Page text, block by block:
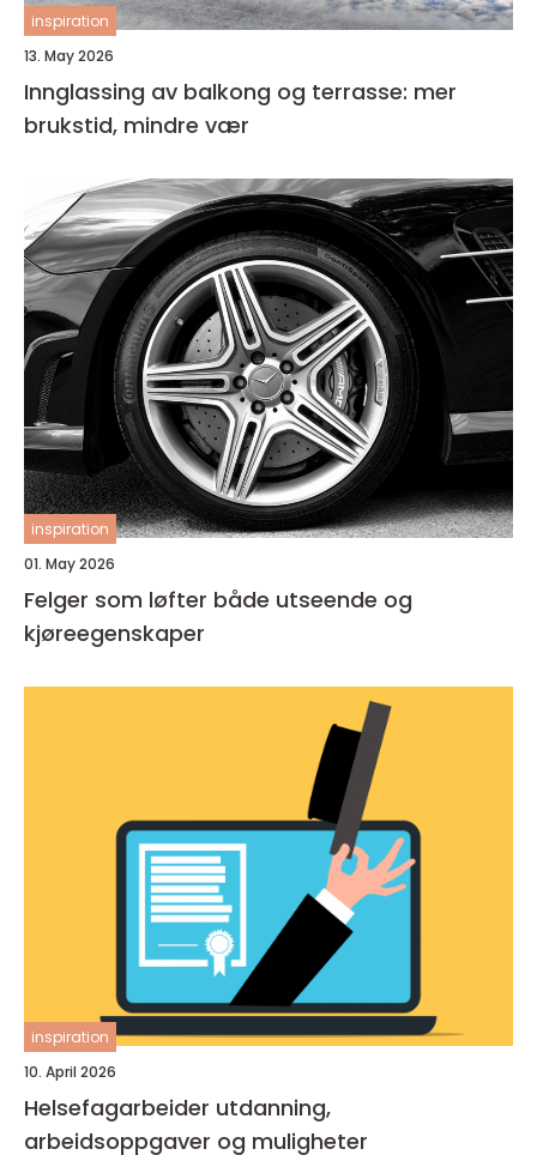
inspiration
13. May 2026
Innglassing av balkong og terrasse: mer
brukstid, mindre vær
inspiration
01. May 2026
Felger som løfter både utseende og
kjøreegenskaper
inspiration
10. April 2026
Helsefagarbeider utdanning,
arbeidsoppgaver og muligheter